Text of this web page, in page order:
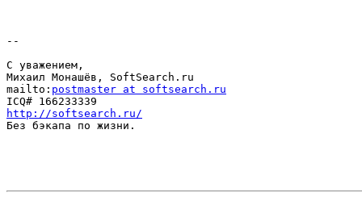
--
С уважением,
Михаил Монашёв, SoftSearch.ru
mailto: postmaster at softsearch.ru
http://softsearch.ru/
Без бэкапа по жизни.